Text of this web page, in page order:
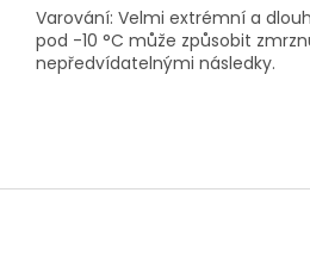
Varování: Velmi extrémní a
pod -10 °C může způsobit
nepředvídatelnými následky.
Z